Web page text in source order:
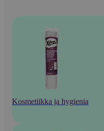
Kosmetiikka ja hygienia